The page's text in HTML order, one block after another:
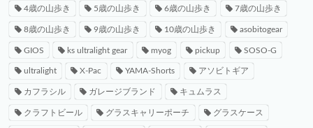
4歳の山歩き 5歳の山歩き 6歳の山歩き 7歳の山歩き
8歳の山歩き 9歳の山歩き 10歳の山歩き asobitogear
GIOS ks ultralight gear myog pickup SOSO-G
ultralight X-Pac YAMA-Shorts アソビトギア
カフラシル ガレージブランド キュムラス
クラフトビール グラスキャリーポーチ グラスケース